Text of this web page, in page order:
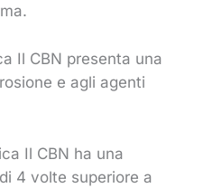
Il CBN presenta una
e agli agenti
Il CBN ha una
4 volte superiore a